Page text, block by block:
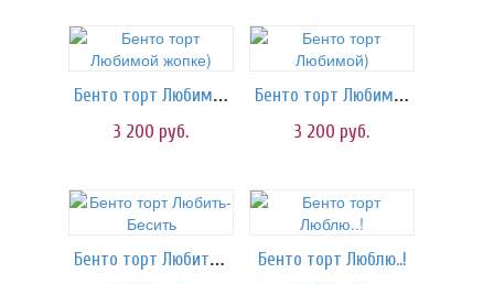
Бенто торт Любимой жопке)
3 200 руб.
Бенто торт Любимой)
3 200 руб.
Бенто торт Любить-Бесить
Бенто торт Люблю..!